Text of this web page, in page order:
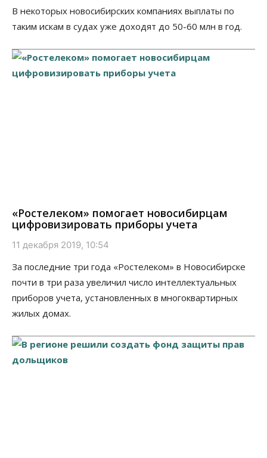
В некоторых новосибирских компаниях выплаты по
таким искам в судах уже доходят до 50-60 млн в год.
«Ростелеком» помогает новосибирцам
цифровизировать приборы учета
11 декабря 2019, 10:54
За последние три года «Ростелеком» в Новосибирске
почти в три раза увеличил число интеллектуальных
приборов учета, установленных в многоквартирных
жилых домах.